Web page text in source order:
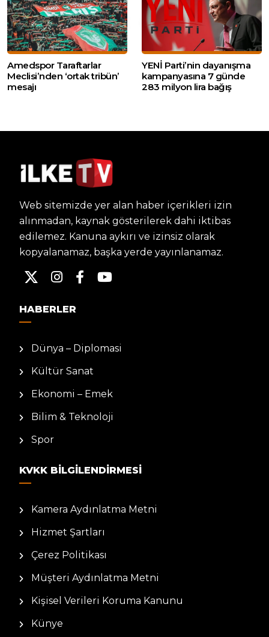
Amedspor Taraftarlar
Meclisi’nden ‘ortak tribün’
mesajı
YENİ Parti’nin dayanışma
kampanyasına 7 günde
283 milyon lira bağış
Web sitemizde yer alan haber içerikleri izin
alınmadan, kaynak gösterilerek dahi iktibas
edilemez. Kanuna aykırı ve izinsiz olarak
kopyalanamaz, başka yerde yayınlanamaz.
HABERLER
Dünya – Diplomasi
Kültür Sanat
Ekonomi – Emek
Bilim & Teknoloji
Spor
KVKK BILGILENDIRMESI
Kamera Aydınlatma Metni
Hizmet Şartları
Çerez Politikası
Müşteri Aydınlatma Metni
Kişisel Verileri Koruma Kanunu
Künye